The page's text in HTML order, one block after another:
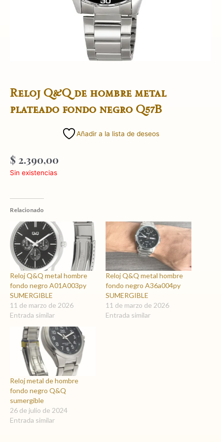
Reloj Q&Q de hombre metal
plateado fondo negro Q57B
Añadir a la lista de deseos
$ 2.390,00
Sin existencias
Relacionado
Reloj Q&Q metal hombre
fondo negro A01A003py
SUMERGIBLE
11 de marzo de 2026
Entrada similar
Reloj Q&Q metal hombre
fondo negro A36a004py
SUMERGIBLE
11 de marzo de 2026
Entrada similar
Reloj metal de hombre
fondo negro Q&Q
sumergible
26 de julio de 2024
Entrada similar